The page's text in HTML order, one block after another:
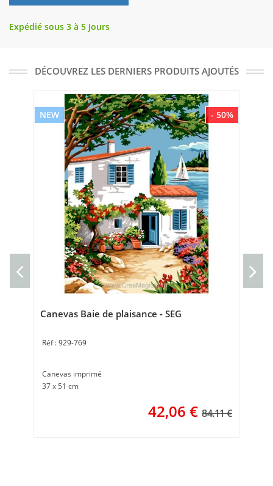
Expédié sous 3 à 5 Jours
DÉCOUVREZ LES DERNIERS PRODUITS AJOUTÉS
- 50%
NEW
Canevas Baie de plaisance - SEG
929-769
Canevas imprimé
37 x 51 cm
42,06 € 84.11 €